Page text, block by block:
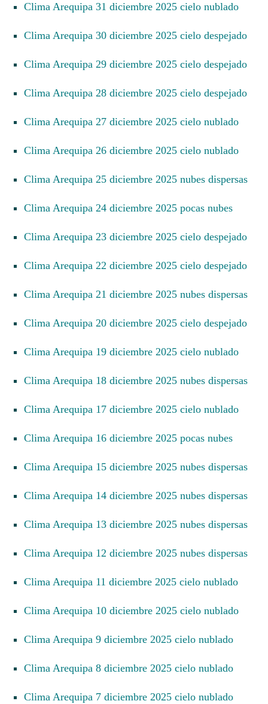
Clima Arequipa 31 diciembre 2025 cielo nublado
Clima Arequipa 30 diciembre 2025 cielo despejado
Clima Arequipa 29 diciembre 2025 cielo despejado
Clima Arequipa 28 diciembre 2025 cielo despejado
Clima Arequipa 27 diciembre 2025 cielo nublado
Clima Arequipa 26 diciembre 2025 cielo nublado
Clima Arequipa 25 diciembre 2025 nubes dispersas
Clima Arequipa 24 diciembre 2025 pocas nubes
Clima Arequipa 23 diciembre 2025 cielo despejado
Clima Arequipa 22 diciembre 2025 cielo despejado
Clima Arequipa 21 diciembre 2025 nubes dispersas
Clima Arequipa 20 diciembre 2025 cielo despejado
Clima Arequipa 19 diciembre 2025 cielo nublado
Clima Arequipa 18 diciembre 2025 nubes dispersas
Clima Arequipa 17 diciembre 2025 cielo nublado
Clima Arequipa 16 diciembre 2025 pocas nubes
Clima Arequipa 15 diciembre 2025 nubes dispersas
Clima Arequipa 14 diciembre 2025 nubes dispersas
Clima Arequipa 13 diciembre 2025 nubes dispersas
Clima Arequipa 12 diciembre 2025 nubes dispersas
Clima Arequipa 11 diciembre 2025 cielo nublado
Clima Arequipa 10 diciembre 2025 cielo nublado
Clima Arequipa 9 diciembre 2025 cielo nublado
Clima Arequipa 8 diciembre 2025 cielo nublado
Clima Arequipa 7 diciembre 2025 cielo nublado